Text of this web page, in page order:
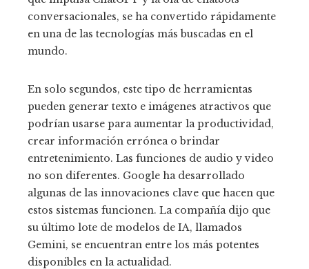
conversacionales, se ha convertido rápidamente
en una de las tecnologías más buscadas en el
mundo.
En solo segundos, este tipo de herramientas
pueden generar texto e imágenes atractivos que
podrían usarse para aumentar la productividad,
crear información errónea o brindar
entretenimiento. Las funciones de audio y video
no son diferentes. Google ha desarrollado
algunas de las innovaciones clave que hacen que
estos sistemas funcionen. La compañía dijo que
su último lote de modelos de IA, llamados
Gemini, se encuentran entre los más potentes
disponibles en la actualidad.